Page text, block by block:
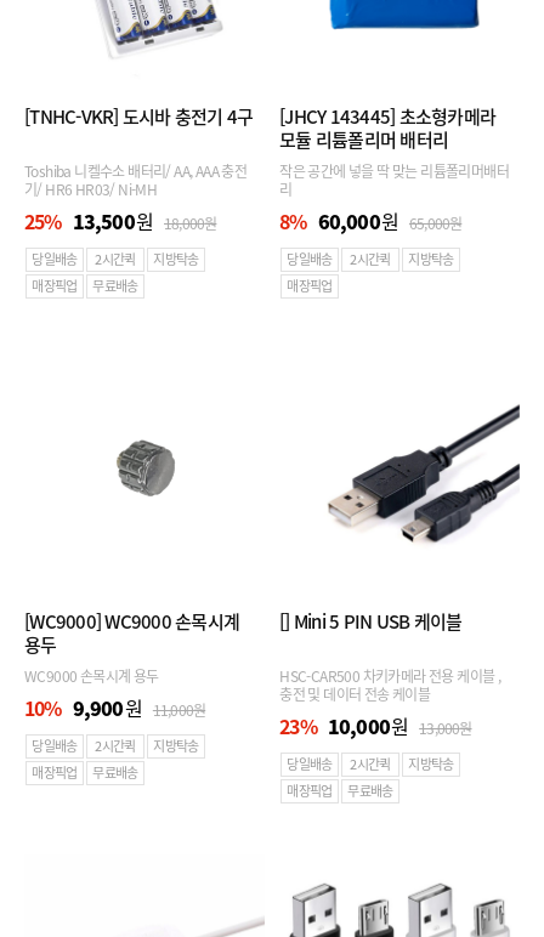
[TNHC-VKR]도시바 충전기 4구
Toshiba 니켈수소 배터리/ AA, AAA 충전
기/ HR6 HR03/ Ni-MH
25% 13,500원 18,000원
당일배송 2시간퀵
지방탁송
매장픽업
무료배송
[JHCY 143445]초소형카메라
모듈 리튬폴리머 배터리
2900mAh
작은 공간에 넣을 딱 맞는 리튬폴리머배터
리
8% 60,000원 65,000원
당일배송 2시간퀵
지방탁송
매장픽업
[WC9000]WC9000 손목시계
용두
WC9000 손목시계 용두
10% 9,900원 11,000원
당일배송 2시간퀵
지방탁송
매장픽업
무료배송
[] Mini 5 PIN USB 케이블
HSC-CAR500 차키카메라 전용 케이블 ,
충전 및 데이터 전송 케이블
23% 10,000원 13,000원
당일배송 2시간퀵
지방탁송
매장픽업
무료배송